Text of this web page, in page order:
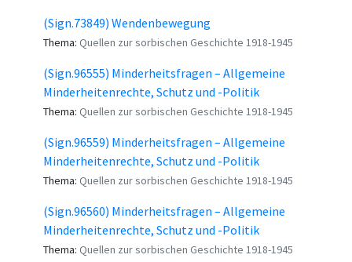
(Sign.73849) Wendenbewegung
Thema: Quellen zur sorbischen Geschichte 1918-1945
(Sign.96555) Minderheitsfragen – Allgemeine
Minderheitenrechte, Schutz und -Politik
Thema: Quellen zur sorbischen Geschichte 1918-1945
(Sign.96559) Minderheitsfragen – Allgemeine
Minderheitenrechte, Schutz und -Politik
Thema: Quellen zur sorbischen Geschichte 1918-1945
(Sign.96560) Minderheitsfragen – Allgemeine
Minderheitenrechte, Schutz und -Politik
Thema: Quellen zur sorbischen Geschichte 1918-1945